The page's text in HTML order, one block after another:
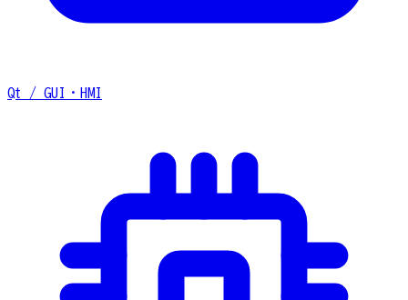
Qt / GUI・HMI